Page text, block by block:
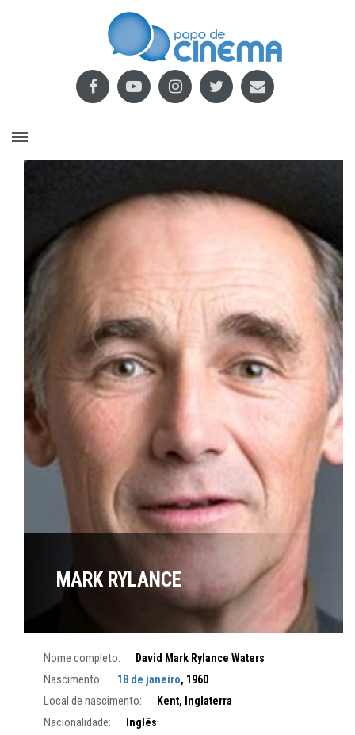
MARK RYLANCE
Nome completo: David Mark Rylance Waters
Nascimento: 18 de janeiro, 1960
Local de nascimento: Kent, Inglaterra
Nacionalidade: Inglês